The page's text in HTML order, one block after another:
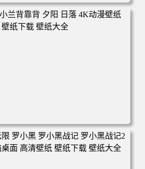
迪 狐狸尼克 疯狂动物城 秋叶 秋天森
面 高清壁纸 壁纸下载 壁纸大全
背靠背 夕阳 日落 4K动漫壁纸 电脑桌
壁纸大全